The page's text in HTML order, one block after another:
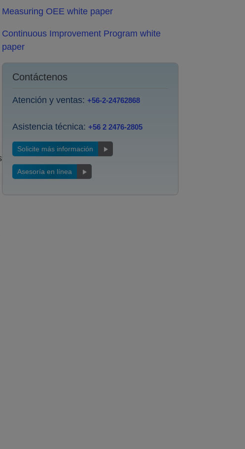
Measuring OEE white paper
Continuous Improvement Program white
paper
Contáctenos
Atención y ventas:+56-2-24762868
Asistencia técnica:+56 2 2476-2805
Solicite más información
Asesoría en línea